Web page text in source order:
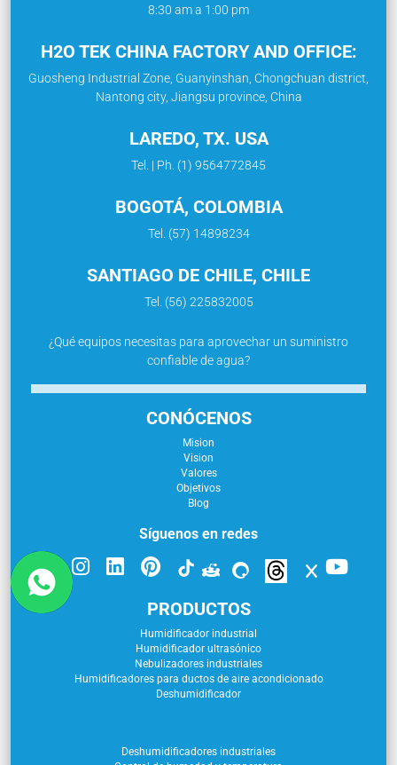
8:30 am a 1:00 pm
H2O TEK CHINA FACTORY AND OFFICE:
Guosheng Industrial Zone, Guanyinshan, Chongchuan district,
Nantong city, Jiangsu province, China
LAREDO, TX. USA
Tel. | Ph. (1) 9564772845
BOGOTÁ, COLOMBIA
Tel. (57) 14898234
SANTIAGO DE CHILE, CHILE
Tel. (56) 225832005
¿Qué equipos necesitas para aprovechar un suministro
confiable de agua?
CONÓCENOS
Mision
Vision
Valores
Objetivos
Blog
Síguenos en redes
PRODUCTOS
Humidificador industrial
Humidificador ultrasónico
Nebulizadores industriales
Humidificadores para ductos de aire acondicionado
Deshumidificador
Deshumidificadores industriales